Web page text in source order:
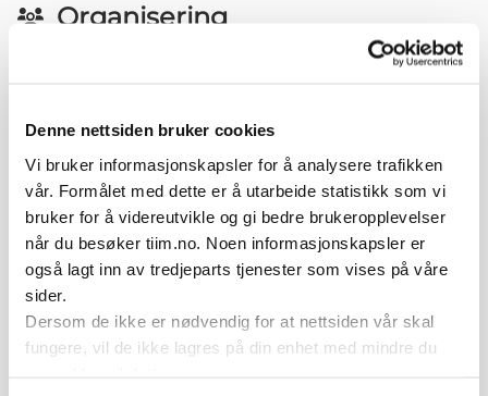
Denne nettsiden bruker cookies
Vi bruker informasjonskapsler for å analysere trafikken
vår. Formålet med dette er å utarbeide statistikk som vi
bruker for å videreutvikle og gi bedre brukeropplevelser
når du besøker tiim.no. Noen informasjonskapsler er
også lagt inn av tredjeparts tjenester som vises på våre
sider.
Dersom de ikke er nødvendig for at nettsiden vår skal
fungere, vil de ikke lagres på din enhet med mindre du
Organisering
Parøvelse med Terapeutisk ball og treningspartner
1-20 repetisjoner -Tenk alltid "Kvalitet over
kvantitet" - der kvaliteten (god kroppskontrol) i
hver repetisjon du gjør er viktigere enn antall
repetisjoner. "Det er bedre med en bra enn mange
dårlig". Du kan trene dette 2-3 x pr uke. Ikke tren
med sårhet eller smerte.
Variasjoner
Variant av arm bevegelse